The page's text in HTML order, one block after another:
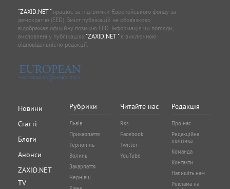
"ZAXID.NET "працює за підтримки Європейського фонду за
демократію (EED). Зміст публікацій не обов’язково
відображає офіційну позицію EED. Інформація чи погляди,
висловлені у публікаціях "ZAXID.NET "є виключною
відповідальністю редакції.
Новини
Статті
Блоги
Анонси
ZAXID.NET
TV
Рубрики
Львів
Прикарпаття
Тернопіль
Волинь
Закарпаття
Чернівці
Читайте нас
Rss
Facebook
Twitter
YouTube
Редакція
Про нас
Редакційна
політика
Команда
Контакти
Напишіть нам
Реклама на